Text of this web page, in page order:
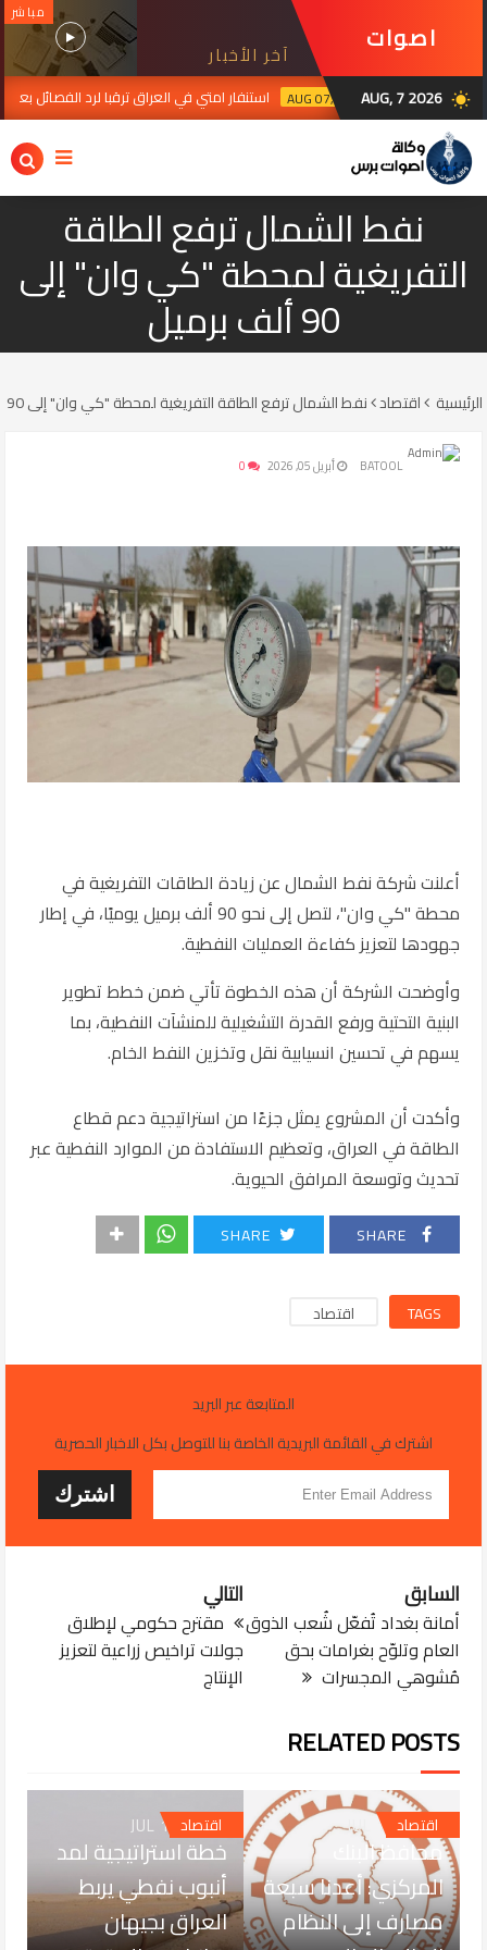
اصوات
برس
آخر الأخبار
مباشر
wb_sunny
AUG, 7 2026
AUG 07, 2026 استنفار امتي في العراق ترقبا لرد الفصائل بعد
نفط الشمال ترفع الطاقة
التفريغية لمحطة "كي وان" إلى
90 ألف برميل
الرئيسية اقتصاد نفط الشمال ترفع الطاقة التفريغية لمحطة "كي وان" إلى 90 ألف برميل
BATOOL أبريل 05, 2026
أعلنتشركة نفط الشمالعن زيادة الطاقات التفريغية في
محطة "كي وان"، لتصل إلى نحو 90 ألف برميل يوميًا، في إطار
جهودها لتعزيز كفاءة العمليات النفطية.
وأوضحت الشركة أن هذه الخطوة تأتي ضمن خطط تطوير
البنية التحتية ورفع القدرة التشغيلية للمنشآت النفطية، بما
يسهم في تحسين انسيابية نقل وتخزين النفط الخام.
وأكدت أن المشروع يمثل جزءًا من استراتيجية دعم قطاع
الطاقة في العراق، وتعظيم الاستفادة من الموارد النفطية عبر
تحديث وتوسعة المرافق الحيوية.
SHARE
SHARE
TAGS اقتصاد
المتابعة عبر البريد
اشترك في القائمة البريدية الخاصة بنا للتوصل بكل الاخبار الحصرية
التالي
مقترح حكومي لإطلاق
جولات تراخيص زراعية لتعزيز
الإنتاج
السابق
أمانة بغداد تُفعّل شُعب الذوق
العام وتلوّح بغرامات بحق
مُشوهي المجسرات
RELATED POSTS
اقتصاد
JUL 18, 2026
محافظ البنك
المركزي: أعدنا سبعة
مصارف إلى النظام
اقتصاد
JUL 18, 2026
خطة استراتيجية لمد
أنبوب نفطي يربط
العراق بجيهان
JUL 18, 2026